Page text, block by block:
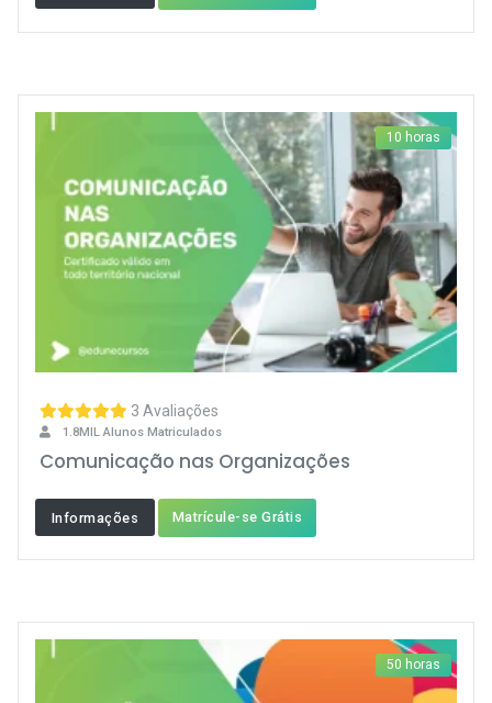
10 horas
3 Avaliações
1.8MIL Alunos Matriculados
Comunicação nas Organizações
Informações Matrícule-se Grátis
50 horas